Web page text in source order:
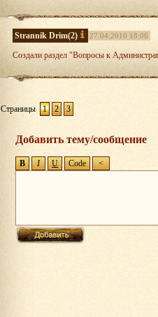
Strannik Drim(2) 27.04.2010 18:06
Создали раздел "Вопросы к
Страницы 1 2 3
Добавить тему/сообщение